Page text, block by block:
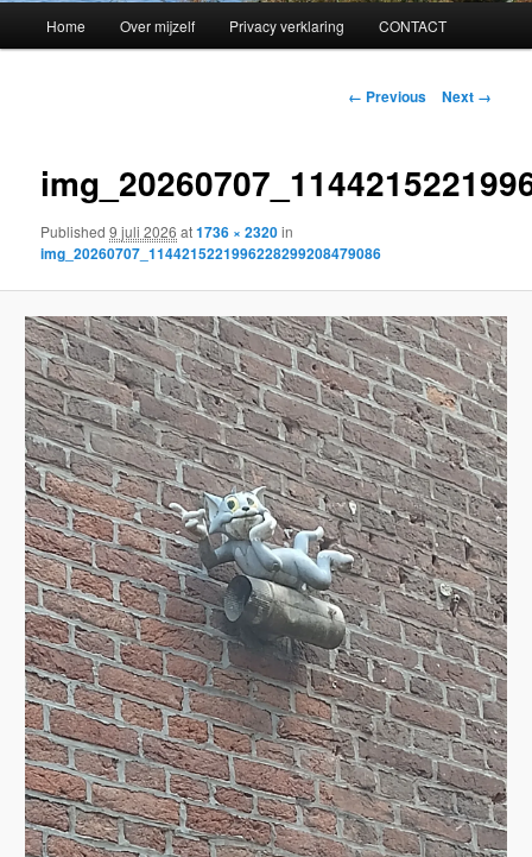
Skip
content
Home Over mijzelf Privacy verklaring CONTACT
Image
← Previous Next →
Published9 juli 2026 at1736 × 2320in
img_20260707_1144215221996228299208479086